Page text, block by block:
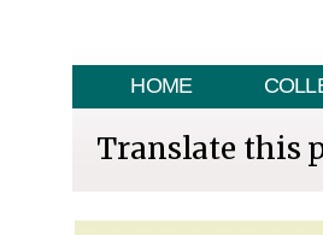
HOME
Translate this